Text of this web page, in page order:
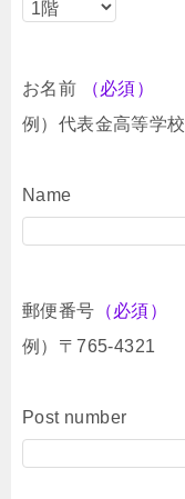
お名前
（必須）
例）代表金高等学校
Name
郵便番号 （必須）
例）〒765-4321
Post number